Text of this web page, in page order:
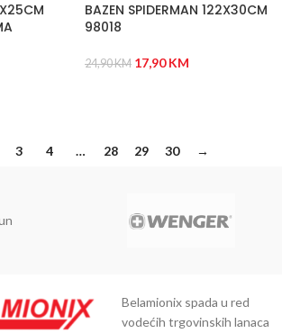
BAZEN SPIDERMAN 122X30CM
98018
24,90KM 17,90KM
3 4 … 28 29 30 →
Belamionix spada u red
vodećih trgovinskih lanaca